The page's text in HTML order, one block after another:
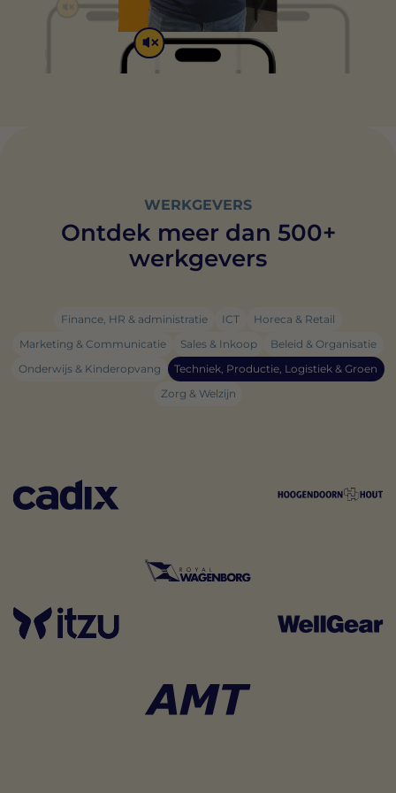
WERKGEVERS
Ontdek meer dan 500+
werkgevers
Finance, HR & administratie ICT
Horeca & Retail
Marketing & Communicatie
Sales & Inkoop
Beleid & Organisatie
Onderwijs & Kinderopvang
Techniek, Productie, Logistiek & Groen
Zorg & Welzijn